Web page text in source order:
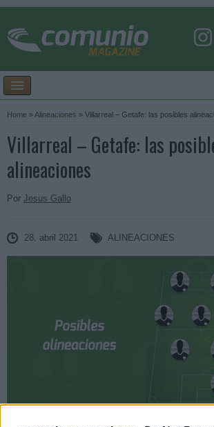
Home »Alineaciones » Villarreal – Getafe: las posibles
Villarreal – Getafe: las
alineaciones
Por Jesus Gallo
28. abril 2021 ALINEACIONES